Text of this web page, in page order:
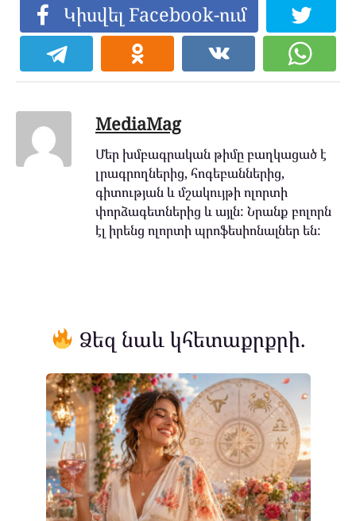
Կիսվել Facebook-ում
MediaMag
Մեր խմբագրական թիմը բաղկացած է
լրագրողներից, հոգեբաններից,
գիտության և մշակույթի ոլորտի
փորձագետներից և այլն: Նրանք բոլորն
էլ իրենց ոլորտի պրոֆեսիոնալներ են:
Ձեզ նաև կհետաքրքրի.